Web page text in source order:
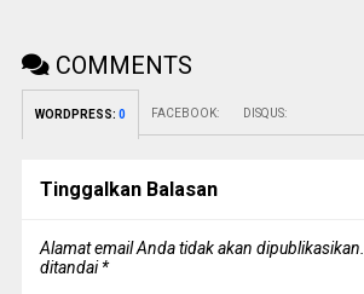
COMMENTS
WORDPRESS: 0 FACEBOOK: DISQUS:
Tinggalkan Balasan
Alamat email Anda tidak akan dipublikasikan.
ditandai*